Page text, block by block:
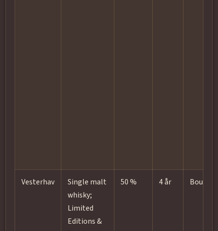
Vesterhav
Single malt
whisky;
Limited
Editions &
50 % 4 år